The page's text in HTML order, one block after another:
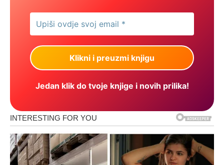
Jedan klik do tvoje knjige i novih prilika!